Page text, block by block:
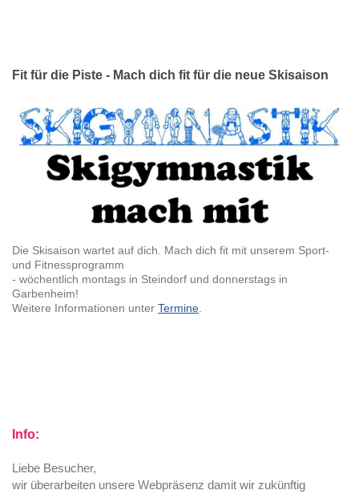
Fit für die Piste - Mach dich fit für die neue Skisaison
Die Skisaison wartet auf dich. Mach dich fit mit unserem Sport-
und Fitnessprogramm
- wöchentlich montags in Steindorf und donnerstags in
Garbenheim!
Weitere Informationen unter Termine
Info:
Liebe Besucher,
wir überarbeiten unsere Webpräsenz damit wir zukünftig